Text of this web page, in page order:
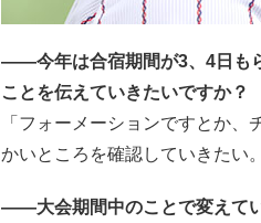
――今年は合宿期間が3、4日も
ことを伝えていきたいですか？
「フォーメーションですとか
かいところを確認していきたい
――大会期間中のことで変えて